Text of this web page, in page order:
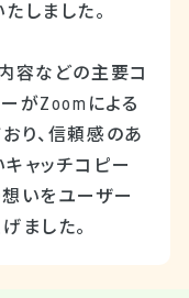
しました。
容などの主要コ
がZoomによる
り、信頼感のあ
ャッチコピー
いをユーザー
ました。